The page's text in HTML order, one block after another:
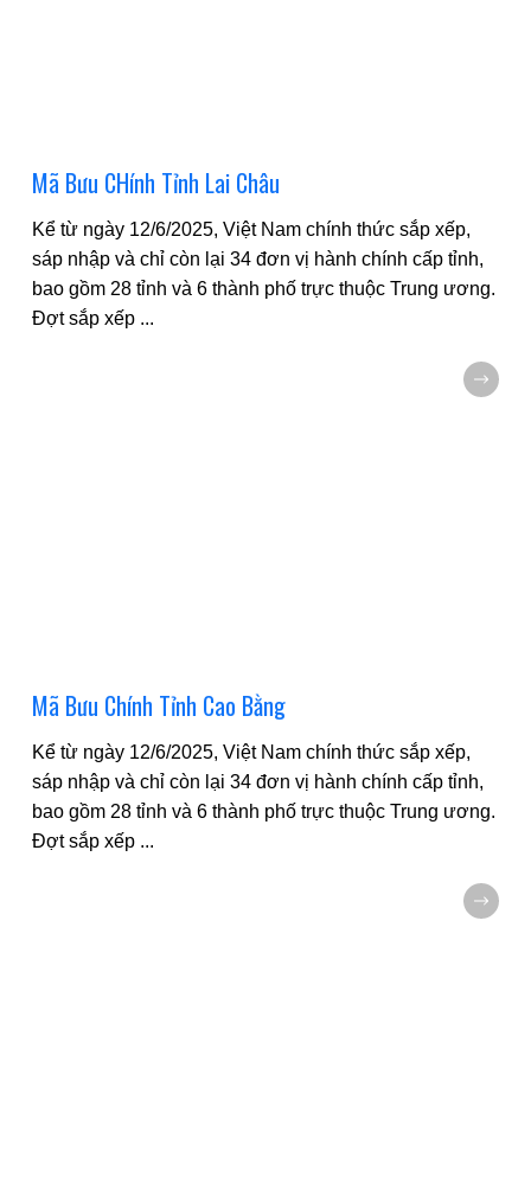
Mã Bưu CHính Tỉnh Lai Châu
Kể từ ngày 12/6/2025, Việt Nam chính thức sắp xếp,
sáp nhập và chỉ còn lại 34 đơn vị hành chính cấp tỉnh,
bao gồm 28 tỉnh và 6 thành phố trực thuộc Trung ương.
Đợt sắp xếp ...
Mã Bưu Chính Tỉnh Cao Bằng
Kể từ ngày 12/6/2025, Việt Nam chính thức sắp xếp,
sáp nhập và chỉ còn lại 34 đơn vị hành chính cấp tỉnh,
bao gồm 28 tỉnh và 6 thành phố trực thuộc Trung ương.
Đợt sắp xếp ...